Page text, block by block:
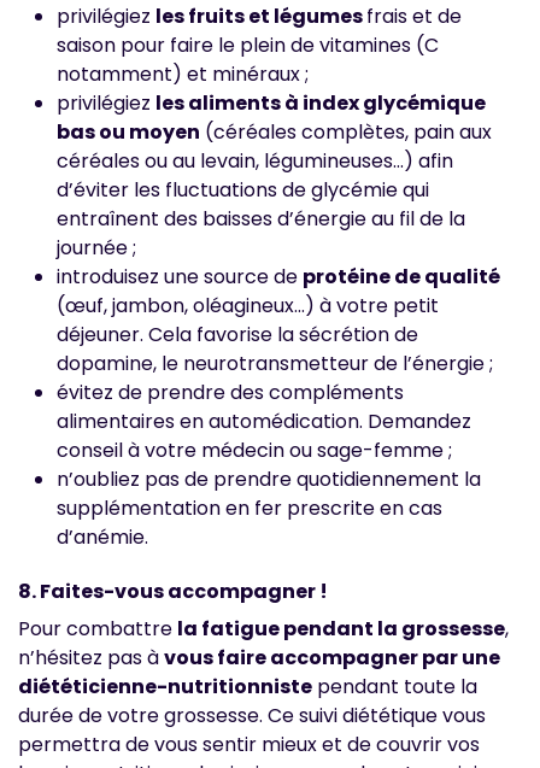
privilégiez les fruits et légumesfrais et de
saison pour faire le plein de vitamines (C
notamment) et minéraux ;
privilégiez les aliments à index glycémique
bas ou moyen (céréales complètes, pain aux
céréales ou au levain, légumineuses...) afin
d’éviter les fluctuations de glycémie qui
entraînent des baisses d’énergie au fil de la
journée ;
introduisez une source de protéine de qualité
(œuf, jambon, oléagineux…) à votre petit
déjeuner. Cela favorise la sécrétion de
dopamine, le neurotransmetteur de l’énergie ;
évitez de prendre des compléments
alimentaires en automédication. Demandez
conseil à votre médecin ou sage-femme ;
n’oubliez pas de prendre quotidiennement la
supplémentation en fer prescrite en cas
d’anémie.
8. Faites-vous accompagner !
Pour combattre la fatigue pendant la grossesse,
n’hésitez pas àvous faire accompagner par une
diététicienne-nutritionniste pendant toute la
durée de votre grossesse. Ce suivi diététique vous
permettra de vous sentir mieux et de couvrir vos